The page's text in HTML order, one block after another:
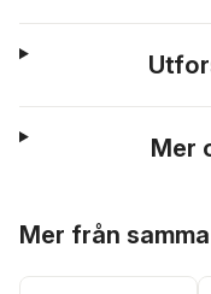
Mer
Mer från